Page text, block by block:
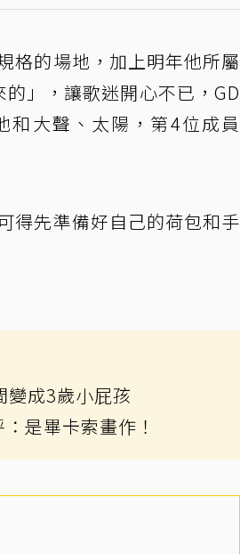
格的場地，加上明年他所屬
」，讓歌迷開心不已，GD
和大聲、太陽，第4位成員
得先準備好自己的荷包和手
變成3歲小屁孩
是畢卡索畫作！